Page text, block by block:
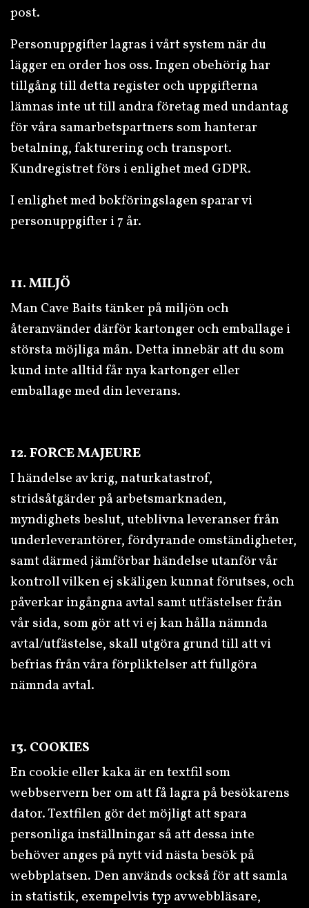
post.
Personuppgifter lagras i vårt system när du
lägger en order hos oss. Ingen obehörig har
tillgång till detta register och uppgifterna
lämnas inte ut till andra företag med undantag
för våra samarbetspartners som hanterar
betalning, fakturering och transport.
Kundregistret förs i enlighet med GDPR.
I enlighet med bokföringslagen sparar vi
personuppgifter i 7 år.
11. MILJÖ
Man Cave Baits tänker på miljön och
återanvänder därför kartonger och emballage i
största möjliga mån. Detta innebär att du som
kund inte alltid får nya kartonger eller
emballage med din leverans.
12. FORCE MAJEURE
I händelse av krig, naturkatastrof,
stridsåtgärder på arbetsmarknaden,
myndighets beslut, uteblivna leveranser från
underleverantörer, fördyrande omständigheter,
samt därmed jämförbar händelse utanför vår
kontroll vilken ej skäligen kunnat förutses, och
påverkar ingångna avtal samt utfästelser från
vår sida, som gör att vi ej kan hålla nämnda
avtal/utfästelse, skall utgöra grund till att vi
befrias från våra förpliktelser att fullgöra
nämnda avtal.
13. COOKIES
En cookie eller kaka är en textfil som
webbservern ber om att få lagra på besökarens
dator. Textfilen gör det möjligt att spara
personliga inställningar så att dessa inte
behöver anges på nytt vid nästa besök på
webbplatsen. Den används också för att samla
in statistik, exempelvis typ av webbläsare,